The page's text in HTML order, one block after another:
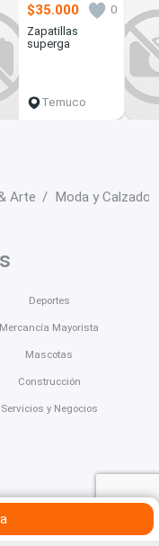
$35.000
0
Zapatillas
superga
Temuco
Arte Moda y Calzado
Deportes
Mercancía Mayorista
Mascotas
Construcción
Servicios y Negocios